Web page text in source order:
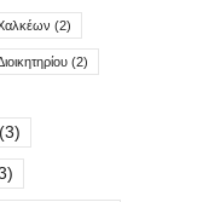
(2)
(2)
(3)